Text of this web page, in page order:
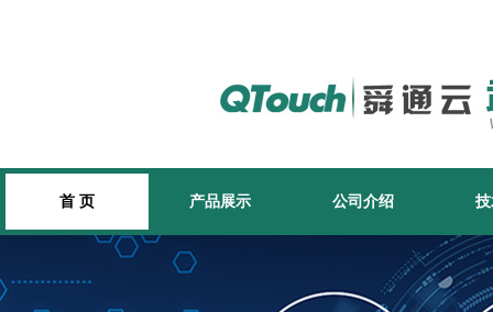
首 页 产品展示 公司介绍